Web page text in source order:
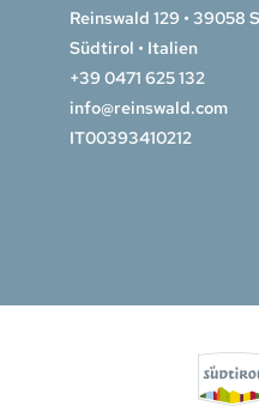
Reinswald 129 • 39058
Südtirol • Italien
+39 0471 625 132
info@reinswald.com
IT00393410212